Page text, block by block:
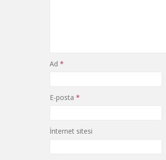
Ad *
E-posta *
İnternet sitesi